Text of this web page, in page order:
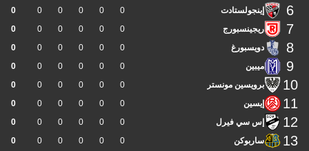
6 إينجولستادت 0
0
0
0
0
0
7 ريجينسبورج 0
0
0
0
0
0
8 دويسبورغ 0
0
0
0
0
0
9 ميبين 0
0
0
0
0
0
10 برويسين مونستر 0
0
0
0
0
0
11 إيسين 0
0
0
0
0
0
12 إس سي فيرل 0
0
0
0
0
0
13 ساربوكن 0
0
0
0
0
0